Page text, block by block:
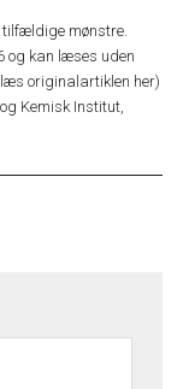
mønstre.
og kan læses uden
originalartiklen her)
Kemisk Institut,